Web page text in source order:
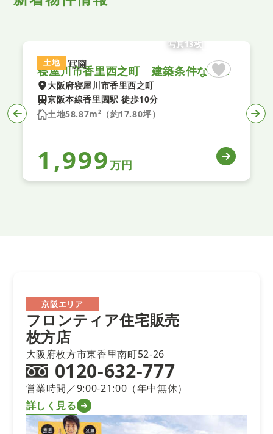
土地
写真13枚
寝屋川市香里西之町 建築条件なし土地 2号地
大阪府寝屋川市香里西之町
京阪本線香里園駅 徒歩10分
土地58.87m²（約17.80坪）
1,999万円
京阪エリア
フロンティア住宅販売
枚方店
大阪府枚方市東香里南町52-26
0120-632-777
営業時間／9:00-21:00（年中無休）
詳しく見る